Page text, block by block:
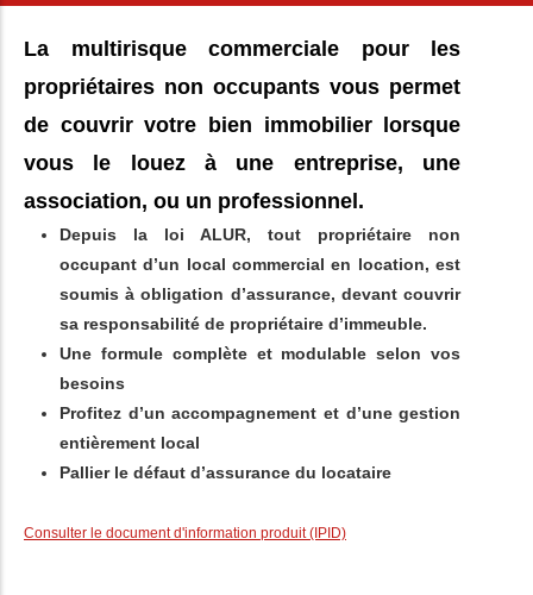
La multirisque commerciale pour les
propriétaires non occupants vous permet
de couvrir votre bien immobilier lorsque
vous le louez à une entreprise, une
association, ou un professionnel.
Depuis la loi ALUR, tout propriétaire non
occupant d’un local commercial en location, est
soumis à obligation d’assurance, devant couvrir
sa responsabilité de propriétaire d’immeuble.
Une formule complète et modulable selon vos
besoins
Profitez d’un accompagnement et d’une gestion
entièrement local
Pallier le défaut d’assurance du locataire